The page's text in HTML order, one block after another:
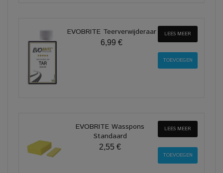
EVOBRITE Teerverwijderaar
6,99 €
LEES MEER
EVOBRITE Wasspons
Standaard
2,55 €
LEES MEER